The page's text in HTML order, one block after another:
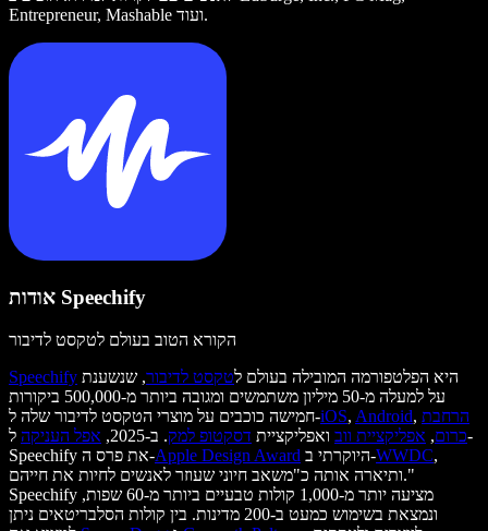
Entrepreneur, Mashable ועוד.
אודות Speechify
הקורא הטוב בעולם לטקסט לדיבור
Speechify
היא הפלטפורמה המובילה בעולם לטקסט לדיבור, שנשענת
על למעלה מ-50 מיליון משתמשים ומגובה ביותר מ-500,000 ביקורות
חמישה כוכבים על מוצרי הטקסט לדיבור שלה ל-iOS, Android, הרחבת
כרום, אפליקציית ווב ואפליקציית דסקטופ למק. ב-2025, אפל העניקה ל-
Speechify את פרס ה-Apple Design Award היוקרתי ב-WWDC,
ותיארה אותה כ"משאב חיוני שעוזר לאנשים לחיות את חייהם."
Speechify מציעה יותר מ-1,000 קולות טבעיים ביותר מ-60 שפות,
ונמצאת בשימוש כמעט ב-200 מדינות. בין קולות הסלבריטאים ניתן